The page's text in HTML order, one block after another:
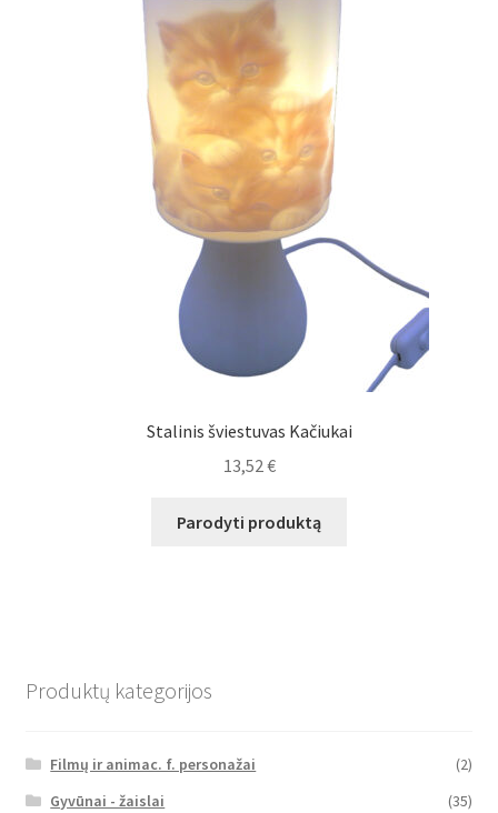
Stalinis šviestuvas Kačiukai
13,52 €
Parodyti produktą
Produktų kategorijos
Filmų ir animac. f. personažai
(2)
Gyvūnai - žaislai
(35)